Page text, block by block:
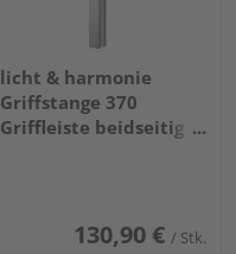
licht & harmonie
Griffstange 370
Griffleiste beidseitig
130,90 € / Stk.